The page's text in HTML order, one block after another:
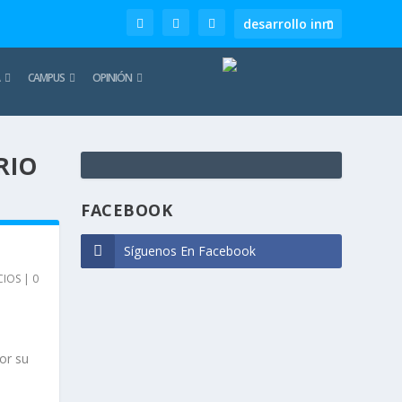
CAMPUS OPINIÓN
| 0
su
FACEBOOK
Síguenos En Facebook